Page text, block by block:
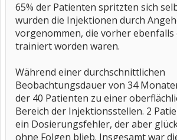
65% der Patienten spritzten sich
wurden die Injektionen durch
vorgenommen, die vorher ebenfalls
trainiert worden waren.
Während einer durchschnittlichen
Beobachtungsdauer von 34
der 40 Patienten zu einer
Bereich der Injektionsstellen. 2
ein Dosierungsfehler, der aber
ohne Folgen blieb. Insgesamt war